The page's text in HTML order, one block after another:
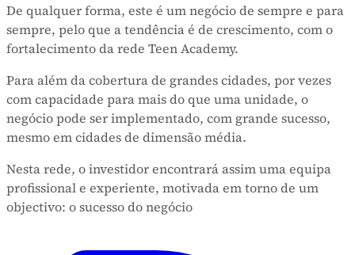
De qualquer forma, este é um negócio de sempre e para
sempre, pelo que a tendência é de crescimento, com o
fortalecimento da rede Teen Academy.
Para além da cobertura de grandes cidades, por vezes
com capacidade para mais do que uma unidade, o
negócio pode ser implementado, com grande sucesso,
mesmo em cidades de dimensão média.
Nesta rede, o investidor encontrará assim uma equipa
profissional e experiente, motivada em torno de um
objectivo: o sucesso do negócio